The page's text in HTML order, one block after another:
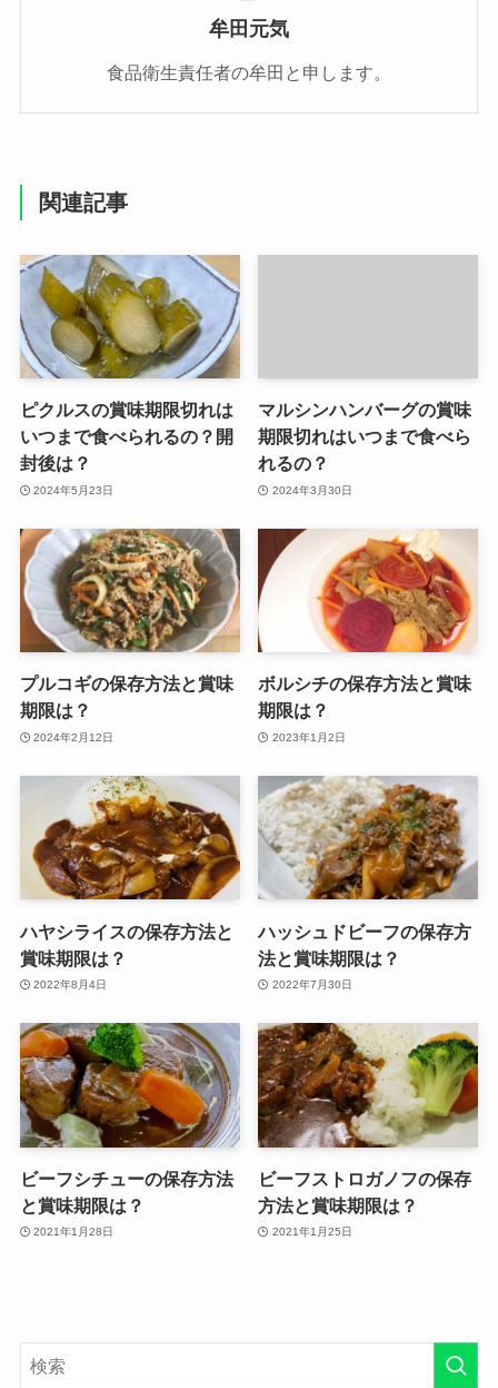
牟田元気
食品衛生責任者の牟田と申します。
関連記事
ピクルスの賞味期限切れは
いつまで食べられるの？開
封後は？
2024年5月23日
マルシンハンバーグの賞味
期限切れはいつまで食べら
れるの？
2024年3月30日
プルコギの保存方法と賞味
期限は？
2024年2月12日
ボルシチの保存方法と賞味
期限は？
2023年1月2日
ハヤシライスの保存方法と
賞味期限は？
2022年8月4日
ハッシュドビーフの保存方
法と賞味期限は？
2022年7月30日
ビーフシチューの保存方法
と賞味期限は？
2021年1月28日
ビーフストロガノフの保存
方法と賞味期限は？
2021年1月25日